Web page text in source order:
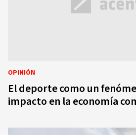
OPINIÓN
El deporte como un
impacto en la economía